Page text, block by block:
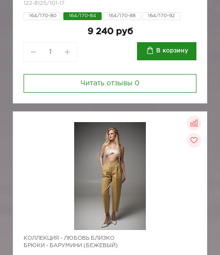
122-8125/101-17
164/170-80 164/170-84 164/170-88 164/170-92
9 240 руб
В корзину
Читать отзывы 0
КОЛЛЕКЦИЯ - ЛЮБОВЬ БЛИЗКО
БРЮКИ - БАРУМИНИ (БЕЖЕВЫЙ)